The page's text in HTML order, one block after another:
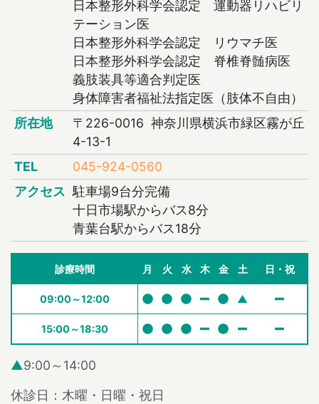
日本整形外科学会認定 運動器リハビリ
テーション医
日本整形外科学会認定 リウマチ医
日本整形外科学会認定 脊椎脊髄病医
義肢装具等適合判定医
身体障害者福祉法指定医（肢体不自由）
所在地
〒226-0016 神奈川県横浜市緑区霧が丘
4-13-1
TEL
045-924-0560
アクセス 駐車場9台分完備
十日市場駅からバス8分
青葉台駅からバス18分
診療時間 月 火 水 木 金 土 日・祝
09:00～12:00 ▲
15:00～18:30
▲9:00～14:00
休診日：木曜・日曜・祝日